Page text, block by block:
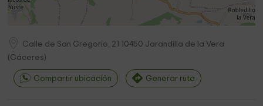
Calle de San Gregorio, 21 10450 Jarandilla de la Vera
(Cáceres)
Compartir ubicación Generar ruta